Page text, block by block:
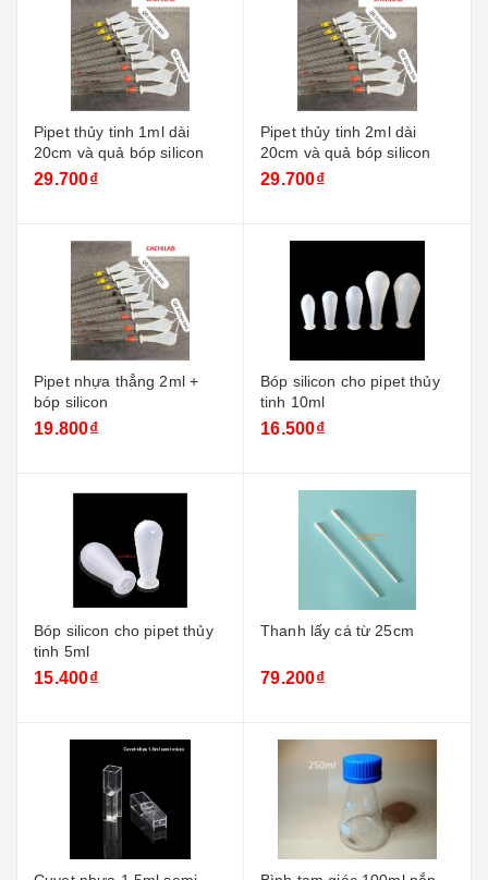
Pipet thủy tinh 1ml dài
20cm và quả bóp silicon
29.700₫
Pipet thủy tinh 2ml dài
20cm và quả bóp silicon
29.700₫
Pipet nhựa thẳng 2ml +
bóp silicon
19.800₫
Bóp silicon cho pipet thủy
tinh 10ml
16.500₫
Bóp silicon cho pipet thủy
tinh 5ml
15.400₫
Thanh lấy cá từ 25cm
79.200₫